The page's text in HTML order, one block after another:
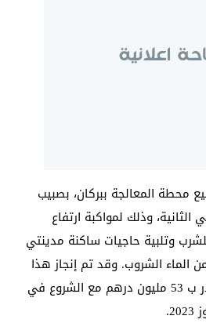
محطة المعالجة ببركان، بصبيب
ب 130 لترا في الثانية، وذلك لمواكبة ارتفاع
وتلبية حاجيات ساكنة مدينتي
الماء الشروب. وقد تم إنجاز هذا
المشروع بغلاف مالي يقدر ب 53 مليون درهم مع الشروع في